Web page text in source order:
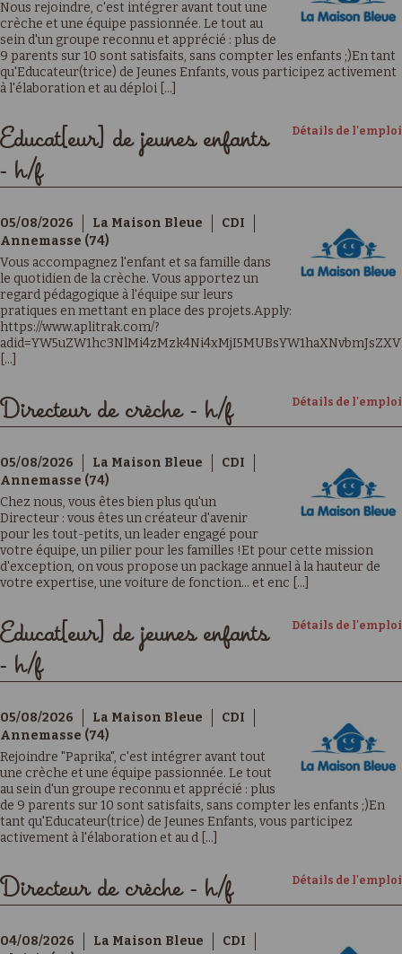
Nous rejoindre, c'est intégrer avant tout une
crèche et une équipe passionnée. Le tout au
sein d'un groupe reconnu et apprécié : plus de
9 parents sur 10 sont satisfaits, sans compter les enfants ;)En tant
qu'Educateur(trice) de Jeunes Enfants, vous participez activement
à l'élaboration et au déploi [...]
Détails de l'emploi
Educat[eur] de jeunes enfants
- h/f
05/08/2026 La Maison Bleue
CDI
Annemasse (74)
Vous accompagnez l'enfant et sa famille dans
le quotidien de la crèche. Vous apportez un
regard pédagogique à l'équipe sur leurs
pratiques en mettant en place des projets.Apply:
https://www.aplitrak.com/?
[...]
Détails de l'emploi
Directeur de crèche - h/f
05/08/2026 La Maison Bleue
CDI
Annemasse (74)
Chez nous, vous êtes bien plus qu'un
Directeur : vous êtes un créateur d'avenir
pour les tout-petits, un leader engagé pour
votre équipe, un pilier pour les familles !Et pour cette mission
d'exception, on vous propose un package annuel à la hauteur de
votre expertise, une voiture de fonction… et enc [...]
Détails de l'emploi
Educat[eur] de jeunes enfants
- h/f
05/08/2026 La Maison Bleue
CDI
Annemasse (74)
Rejoindre "Paprika", c'est intégrer avant tout
une crèche et une équipe passionnée. Le tout
au sein d'un groupe reconnu et apprécié : plus
de 9 parents sur 10 sont satisfaits, sans compter les enfants ;)En
tant qu'Educateur(trice) de Jeunes Enfants, vous participez
activement à l'élaboration et au d [...]
Détails de l'emploi
Directeur de crèche - h/f
04/08/2026 La Maison Bleue
CDI